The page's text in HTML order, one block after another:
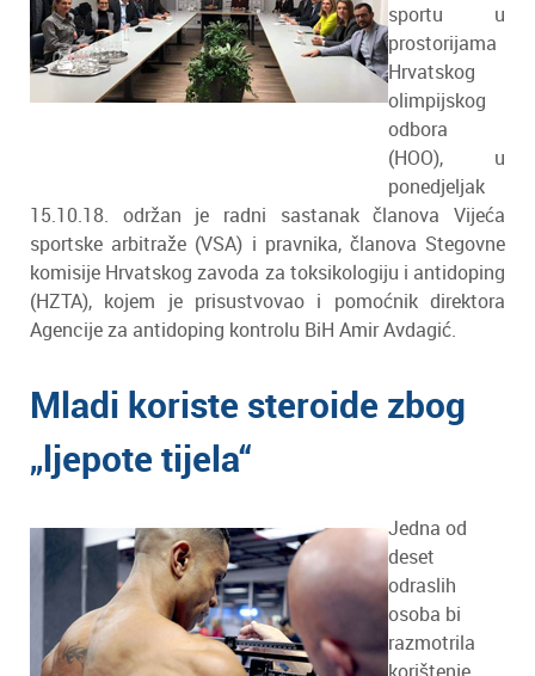
sportu u
prostorijama
Hrvatskog
olimpijskog
odbora
(HOO), u
ponedjeljak
15.10.18. održan je radni sastanak članova Vijeća
sportske arbitraže (VSA) i pravnika, članova Stegovne
komisije Hrvatskog zavoda za toksikologiju i antidoping
(HZTA), kojem je prisustvovao i pomoćnik direktora
Agencije za antidoping kontrolu BiH Amir Avdagić.
Mladi koriste steroide zbog
„ljepote tijela“
Jedna od
deset
odraslih
osoba bi
razmotrila